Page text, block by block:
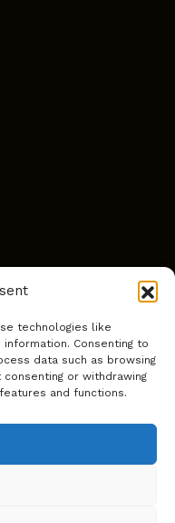
technologies like
Consenting to
data such as browsing
or withdrawing
and functions.